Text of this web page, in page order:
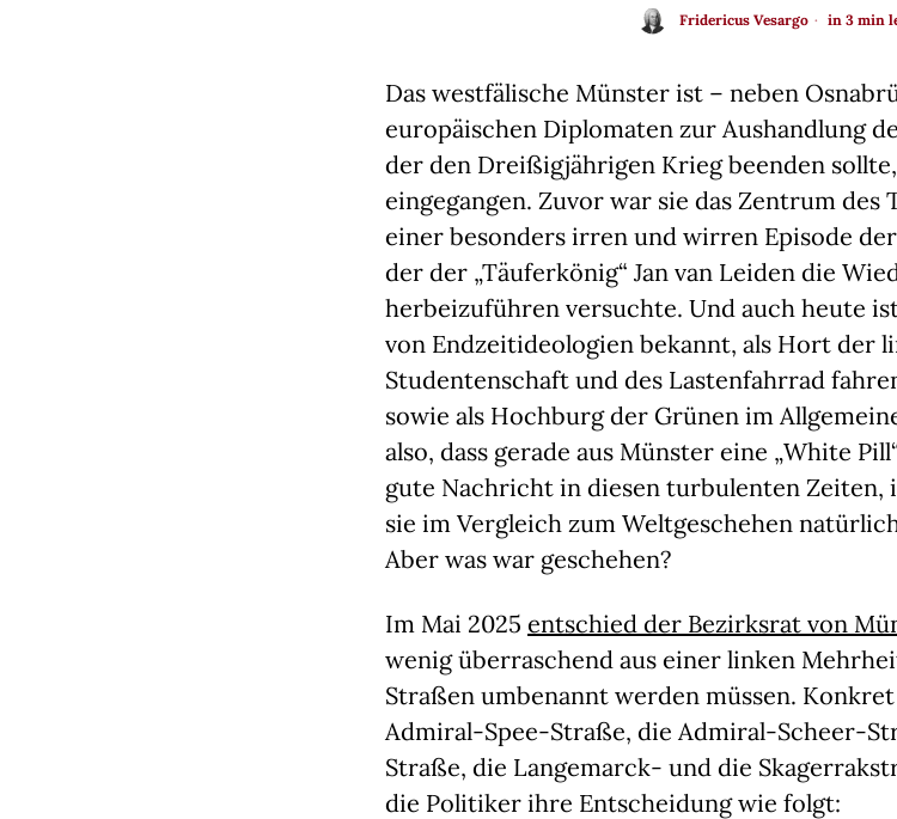
Fridericus Vesargo in 3 min
Das westfälische Münster ist – neben
europäischen Diplomaten zur Aushandlung
der den Dreißigjährigen Krieg beenden
eingegangen. Zuvor war sie das Zentrum
einer besonders irren und wirren Episode
der der „Täuferkönig“ Jan van Leiden die
herbeizuführen versuchte. Und auch heute
von Endzeitideologien bekannt, als Hort der
Studentenschaft und des Lastenfahrrad
sowie als Hochburg der Grünen im
also, dass gerade aus Münster eine „White
gute Nachricht in diesen turbulenten Zeiten,
sie im Vergleich zum Weltgeschehen
Aber was war geschehen?
Im Mai 2025 entschied der Bezirksrat von
wenig überraschend aus einer linken
Straßen umbenannt werden müssen.
Admiral-Spee-Straße, die Admiral-Scheer-
Straße, die Langemarck- und die
die Politiker ihre Entscheidung wie folgt: